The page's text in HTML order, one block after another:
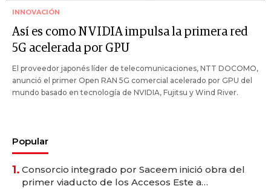
INNOVACIÓN
Así es como NVIDIA impulsa la primera red
5G acelerada por GPU
El proveedor japonés líder de telecomunicaciones, NTT DOCOMO,
anunció el primer Open RAN 5G comercial acelerado por GPU del
mundo basado en tecnología de NVIDIA, Fujitsu y Wind River.
Popular
1. Consorcio integrado por Saceem inició obra del
primer viaducto de los Accesos Este a